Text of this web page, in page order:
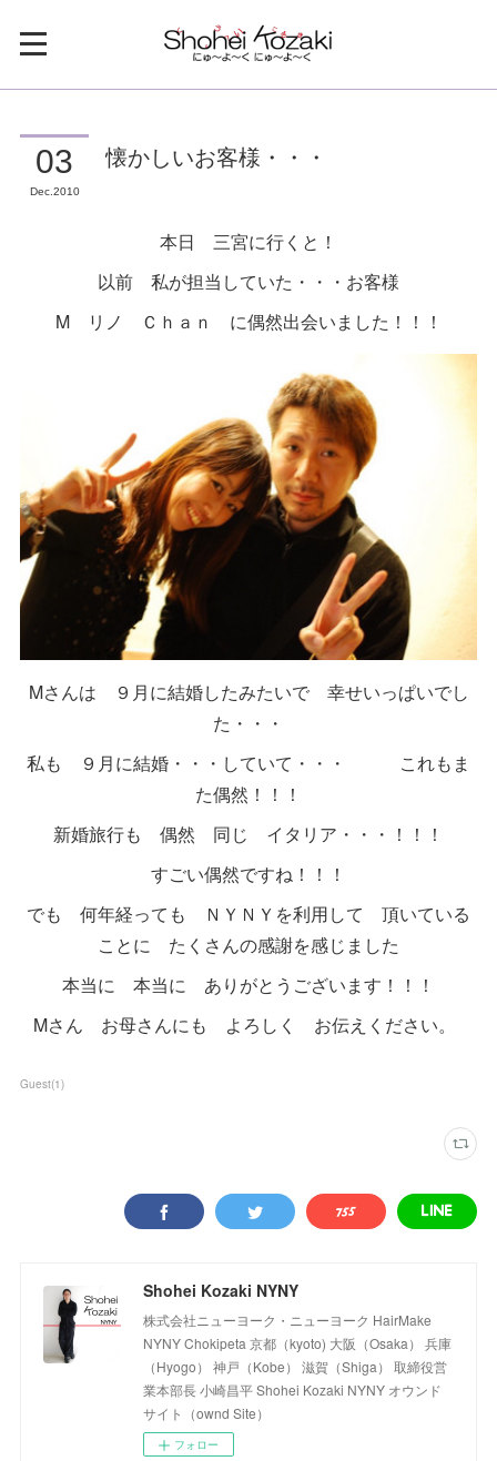
03
Dec 2010
懐かしいお客様・・・
本日 三宮に行くと！
以前 私が担当していた・・・お客様
M リノ Ｃｈａｎ に偶然出会いました！！！
Mさんは ９月に結婚したみたいで 幸せいっぱいでし
た・・・
私も ９月に結婚・・・していて・・・ これもま
た偶然！！！
新婚旅行も 偶然 同じ イタリア・・・！！！
すごい偶然ですね！！！
でも 何年経っても ＮＹＮＹを利用して 頂いている
ことに たくさんの感謝を感じました
本当に 本当に ありがとうございます！！！
Mさん お母さんにも よろしく お伝えください。
Guest(1)
Shohei Kozaki NYNY
株式会社ニューヨーク・ニューヨーク HairMake
NYNY Chokipeta 京都（kyoto) 大阪（Osaka） 兵庫
（Hyogo） 神戸（Kobe） 滋賀（Shiga） 取締役営
業本部長 小崎昌平 Shohei Kozaki NYNY オウンド
サイト（ownd Site）
フォロー